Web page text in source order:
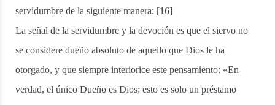
servidumbre de la siguiente manera: [16]
La señal de la servidumbre y la devoción es que el siervo no
se considere dueño absoluto de aquello que Dios le ha
otorgado, y que siempre interiorice este pensamiento: «En
verdad, el único Dueño es Dios; esto es solo un préstamo